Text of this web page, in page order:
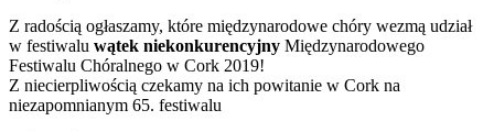
Z radością ogłaszamy, które międzynarodowe chóry wezmą udział
w festiwalu wątek niekonkurencyjny Międzynarodowego
Festiwalu Chóralnego w Cork 2019!
Z niecierpliwością czekamy na ich powitanie w Cork na
niezapomnianym 65. festiwalu